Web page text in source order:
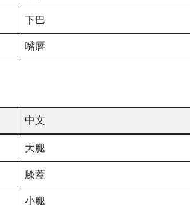
下巴
嘴唇
中文
大腿
膝蓋
小腿